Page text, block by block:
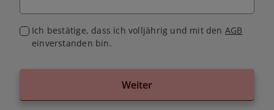
Ich bestätige, dass ich volljährig und mit den AGB
einverstanden bin.
Weiter